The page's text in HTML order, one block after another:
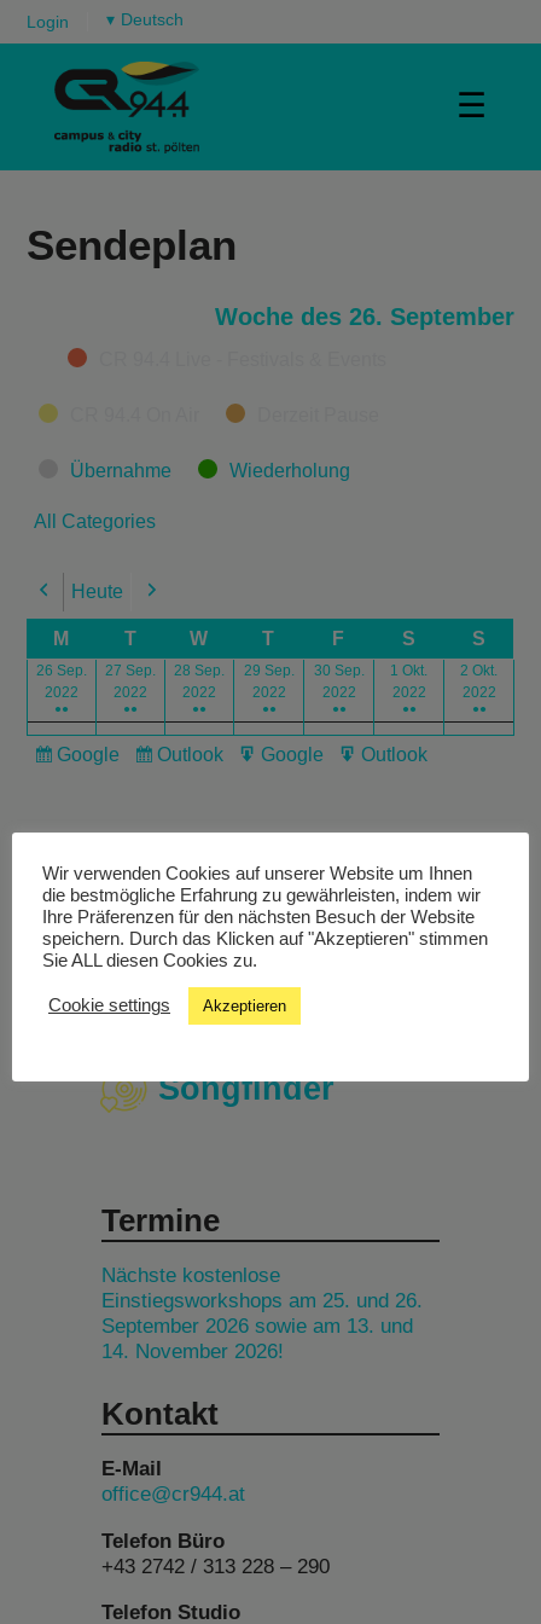
Login ▾
☰
Sendeplan
Woche des 26. September
Categories
Übernahme Wiederholung
All Categories
Previous
Heute Next
M T W T F S S
26 Sep.
2022
●●
27 Sep.
2022
●●
28 Sep.
2022
●●
29 Sep.
2022
●●
30 Sep.
2022
●●
1 Okt.
2022
●●
2 Okt.
2022
●●
Subscribe
Google
Subscribe
Outlook
Export
Google
Export
Outlook
Livestream
Studiochat
Songfinder
Termine
Nächste kostenlose
Einstiegsworkshops am 25. und 26.
September 2026 sowie am 13. und
14. November 2026!
Kontakt
E-Mail
office@cr944.at
Telefon Büro
+43 2742 / 313 228 – 290
Telefon Studio
Wir verwenden Cookies auf unserer Website um Ihnen
die bestmögliche Erfahrung zu gewährleisten, indem wir
Ihre Präferenzen für den nächsten Besuch der Website
speichern. Durch das Klicken auf "Akzeptieren" stimmen
Sie ALL diesen Cookies zu.
Cookie settings Akzeptieren